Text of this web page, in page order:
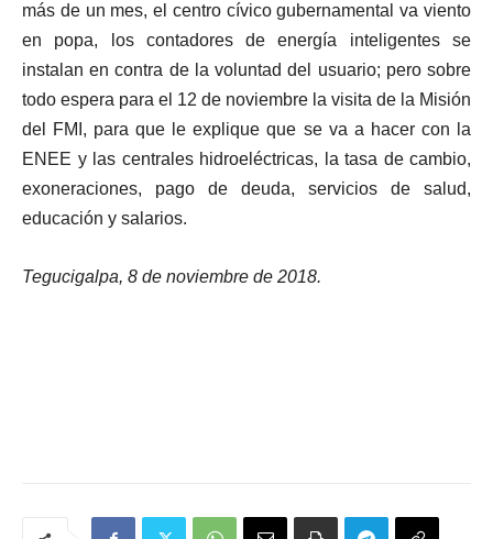
más de un mes, el centro cívico gubernamental va viento
en popa, los contadores de energía inteligentes se
instalan en contra de la voluntad del usuario; pero sobre
todo espera para el 12 de noviembre la visita de la Misión
del FMI, para que le explique que se va a hacer con la
ENEE y las centrales hidroeléctricas, la tasa de cambio,
exoneraciones, pago de deuda, servicios de salud,
educación y salarios.
Tegucigalpa, 8 de noviembre de 2018.